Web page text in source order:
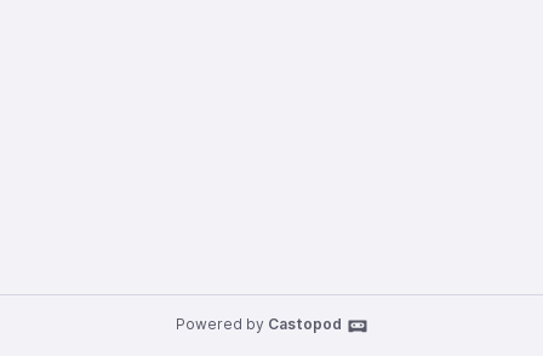
Powered by Castopod